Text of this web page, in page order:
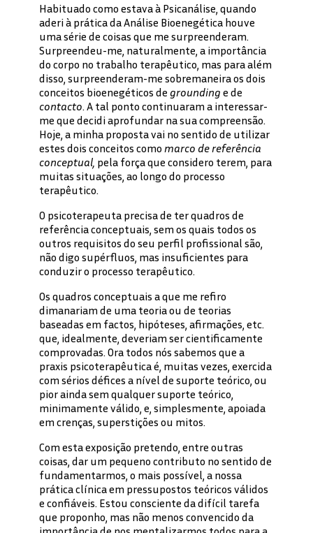
Habituado como estava à Psicanálise, quando
aderi à prática da Análise Bioenegética houve
uma série de coisas que me surpreenderam.
Surpreendeu-me, naturalmente, a importância
do corpo no trabalho terapêutico, mas para além
disso, surpreenderam-me sobremaneira os dois
conceitos bioenegéticos de grounding e de
contacto. A tal ponto continuaram a interessar-
me que decidi aprofundar na sua compreensão.
Hoje, a minha proposta vai no sentido de utilizar
estes dois conceitos como marco de referência
conceptual, pela força que considero terem, para
muitas situações, ao longo do processo
terapêutico.
O psicoterapeuta precisa de ter quadros de
referência conceptuais, sem os quais todos os
outros requisitos do seu perfil profissional são,
não digo supérfluos, mas insuficientes para
conduzir o processo terapêutico.
Os quadros conceptuais a que me refiro
dimanariam de uma teoria ou de teorias
baseadas em factos, hipóteses, afirmações, etc.
que, idealmente, deveriam ser cientificamente
comprovadas. Ora todos nós sabemos que a
praxis psicoterapêutica é, muitas vezes, exercida
com sérios défices a nível de suporte teórico, ou
pior ainda sem qualquer suporte teórico,
minimamente válido, e, simplesmente, apoiada
em crenças, superstições ou mitos.
Com esta exposição pretendo, entre outras
coisas, dar um pequeno contributo no sentido de
fundamentarmos, o mais possível, a nossa
prática clínica em pressupostos teóricos válidos
e confiáveis. Estou consciente da difícil tarefa
que proponho, mas não menos convencido da